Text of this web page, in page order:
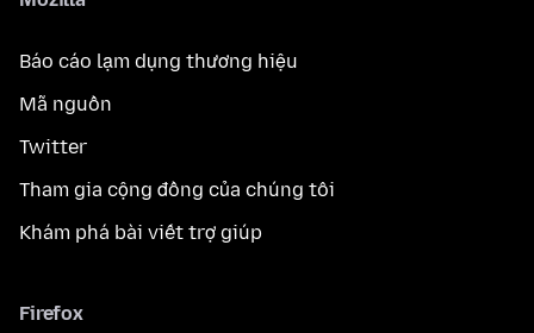
Báo cáo lạm dụng thương hiệu
Mã nguồn
Twitter
Tham gia cộng đồng của chúng tôi
Khám phá bài viết trợ giúp
Firefox